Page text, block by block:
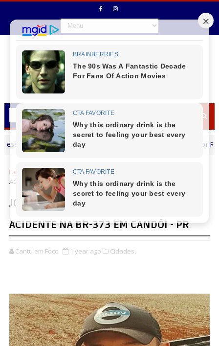
Feliz dia dos Pais Vereador
Home Cidades
JOVEM MORRE APÓS SE ENVOLVER EM
ACIDENTE NA BR-373 EM CANDÓI - PR
JOVEM MORRE APÓS SE ENVOLVER EM
ACIDENTE NA BR-373 EM CANDÓI - PR
Cantu em Foco 1 year ago Cidades,